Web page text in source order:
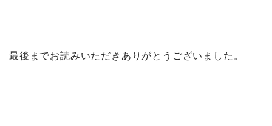
最後までお読みいただきありがとうございました。